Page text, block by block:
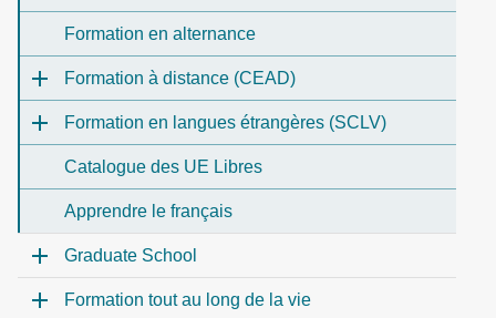
Formation en alternance
Formation à distance (CEAD)
Formation en langues étrangères (SCLV)
Catalogue des UE Libres
Apprendre le français
Graduate School
Formation tout au long de la vie